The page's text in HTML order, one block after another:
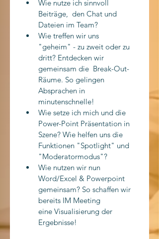
Wie nutze ich sinnvoll
Beiträge,  den Chat und
Dateien im Team?
Wie treffen wir uns
"geheim" - zu zweit oder zu
dritt? Entdecken wir
gemeinsam die  Break-Out-
Räume. So gelingen
Absprachen in
minutenschnelle!
Wie setze ich mich und die
Power-Point Präsentation in
Szene? Wie helfen uns die
Funktionen "Spotlight" und
"Moderatormodus"?
Wie nutzen wir nun
Word/Excel & Powerpoint
gemeinsam? So schaffen wir
bereits IM Meeting
eine Visualisierung der
Ergebnisse!